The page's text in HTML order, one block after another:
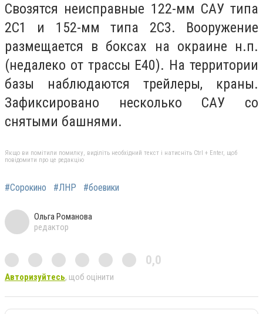
Свозятся неисправные 122-мм САУ типа
2С1 и 152-мм типа 2С3. Вооружение
размещается в боксах на окраине н.п.
(недалеко от трассы Е40). На территории
базы наблюдаются трейлеры, краны.
Зафиксировано несколько САУ со
снятыми башнями.
Якщо ви помітили помилку, виділіть необхідний текст і натисніть Ctrl + Enter, щоб
повідомити про це редакцію
#Сорокино #ЛНР #боевики
Ольга Романова
редактор
0,0
Авторизуйтесь, щоб оцінити